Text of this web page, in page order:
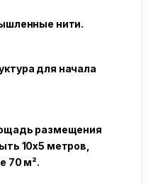
нити.
для начала
размещения
10х5 метров,
70 м².